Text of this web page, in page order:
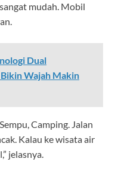
mudah. Mobil
Dual
Wajah Makin
Camping. Jalan
Kalau ke wisata air
jelasnya.